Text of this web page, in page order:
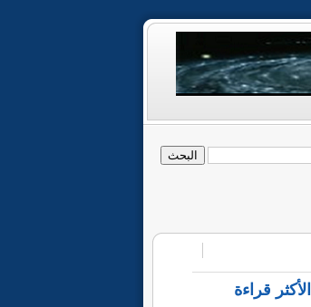
البحث
الأكثر قراءة